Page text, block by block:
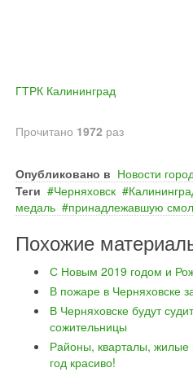
ГТРК Калининград
Прочитано 1972 раз
Опубликовано в Новости
Теги
Черняховск
медаль
принадлежавшую
Похожие
С Новым 2019 годом и
В пожаре в Черняховске
В Черняховске будут
сожительницы
Районы, кварталы,
год красиво!